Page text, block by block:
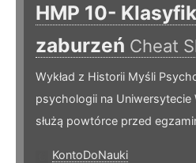
HMP 10-
zaburzeń Cheat
Wykład z Historii Myśli
psychologii na
służą powtórce przed
KontoDoNauki